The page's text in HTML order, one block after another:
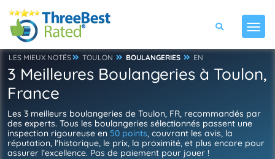
LES MIEUX NOTÉS TOULON BOULANGERIES EN
3 Meilleures Boulangeries à Toulon,
France
Les 3 meilleurs boulangeries de Toulon, FR, recommandés par
des experts. Tous les boulangeries sélectionnés passent une
inspection rigoureuse en 50 points, couvrant les avis, la
réputation, l'historique, le prix, la proximité, et plus encore pour
assurer l’excellence. Pas de paiement pour jouer !